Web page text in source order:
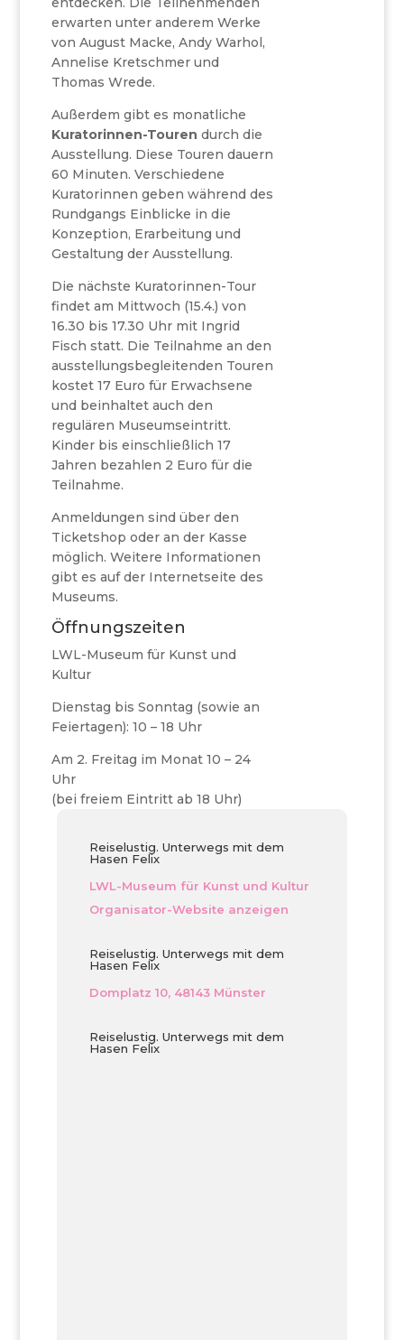
erwarten unter anderem Werke
von August Macke, Andy Warhol,
Annelise Kretschmer und
Thomas Wrede.
Außerdem gibt es monatliche
Kuratorinnen-Touren durch die
Ausstellung. Diese Touren dauern
60 Minuten. Verschiedene
Kuratorinnen geben während des
Rundgangs Einblicke in die
Konzeption, Erarbeitung und
Gestaltung der Ausstellung.
Die nächste Kuratorinnen-Tour
findet am Mittwoch (15.4.) von
16.30 bis 17.30 Uhr mit Ingrid
Fisch statt. Die Teilnahme an den
ausstellungsbegleitenden Touren
kostet 17 Euro für Erwachsene
und beinhaltet auch den
regulären Museumseintritt.
Kinder bis einschließlich 17
Jahren bezahlen 2 Euro für die
Teilnahme.
Anmeldungen sind über den
Ticketshop oder an der Kasse
möglich. Weitere Informationen
gibt es auf der Internetseite des
Museums.
Öffnungszeiten
LWL-Museum für Kunst und
Kultur
Dienstag bis Sonntag (sowie an
Feiertagen): 10 – 18 Uhr
Am 2. Freitag im Monat 10 – 24
Uhr
(bei freiem Eintritt ab 18 Uhr)
Reiselustig. Unterwegs mit dem
Hasen Felix
LWL-Museum für Kunst und Kultur
Organisator-Website anzeigen
Reiselustig. Unterwegs mit dem
Hasen Felix
Domplatz 10, 48143 Münster
Reiselustig. Unterwegs mit dem
Hasen Felix